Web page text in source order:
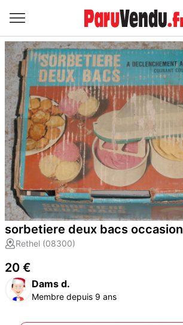
sorbetiere deux bacs occasion
Rethel (08300)
20 €
Dams d.
Membre depuis 9 ans